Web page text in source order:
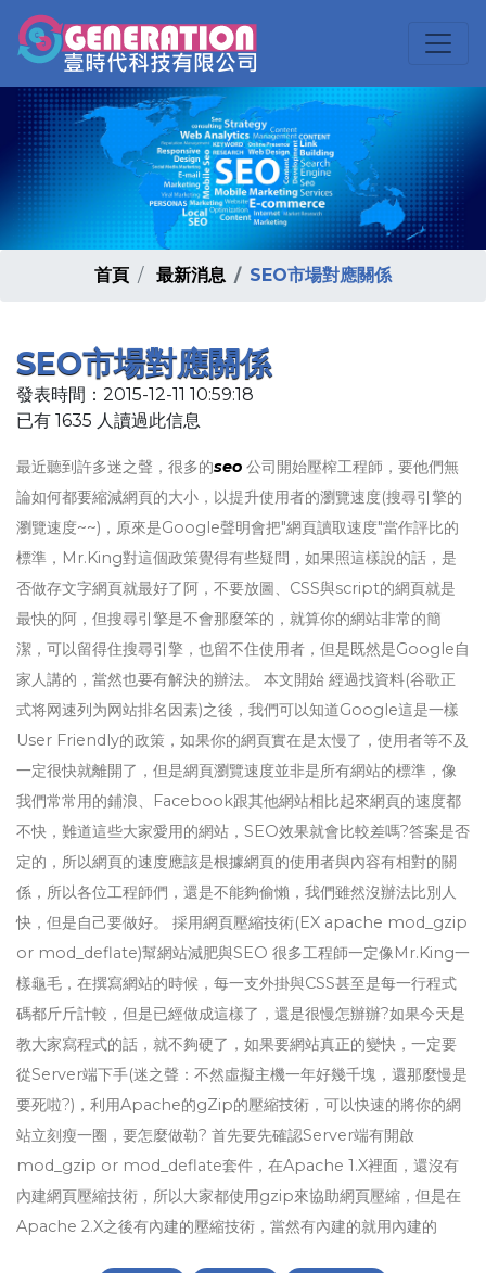
首頁 最新消息 SEO市場對應關係
SEO市場對應關係
發表時間：2015-12-11 10:59:18
已有 1635 人讀過此信息
最近聽到許多迷之聲，很多的seo 公司開始壓榨工程師，要他們無
論如何都要縮減網頁的大小，以提升使用者的瀏覽速度(搜尋引擎的
瀏覽速度~~)，原來是Google聲明會把"網頁讀取速度"當作評比的
標準，Mr.King對這個政策覺得有些疑問，如果照這樣說的話，是
否做存文字網頁就最好了阿，不要放圖、CSS與script的網頁就是
最快的阿，但搜尋引擎是不會那麼笨的，就算你的網站非常的簡
潔，可以留得住搜尋引擎，也留不住使用者，但是既然是Google自
家人講的，當然也要有解決的辦法。 本文開始 經過找資料(谷歌正
式将网速列为网站排名因素)之後，我們可以知道Google這是一樣
User Friendly的政策，如果你的網頁實在是太慢了，使用者等不及
一定很快就離開了，但是網頁瀏覽速度並非是所有網站的標準，像
我們常常用的鋪浪、Facebook跟其他網站相比起來網頁的速度都
不快，難道這些大家愛用的網站，SEO效果就會比較差嗎?答案是否
定的，所以網頁的速度應該是根據網頁的使用者與內容有相對的關
係，所以各位工程師們，還是不能夠偷懶，我們雖然沒辦法比別人
快，但是自己要做好。 採用網頁壓縮技術(EX apache mod_gzip
or mod_deflate)幫網站減肥與SEO 很多工程師一定像Mr.King一
樣龜毛，在撰寫網站的時候，每一支外掛與CSS甚至是每一行程式
碼都斤斤計較，但是已經做成這樣了，還是很慢怎辦辦?如果今天是
教大家寫程式的話，就不夠硬了，如果要網站真正的變快，一定要
從Server端下手(迷之聲：不然虛擬主機一年好幾千塊，還那麼慢是
要死啦?)，利用Apache的gZip的壓縮技術，可以快速的將你的網
站立刻瘦一圈，要怎麼做勒? 首先要先確認Server端有開啟
mod_gzip or mod_deflate套件，在Apache 1.X裡面，還沒有
內建網頁壓縮技術，所以大家都使用gzip來協助網頁壓縮，但是在
Apache 2.X之後有內建的壓縮技術，當然有內建的就用內建的